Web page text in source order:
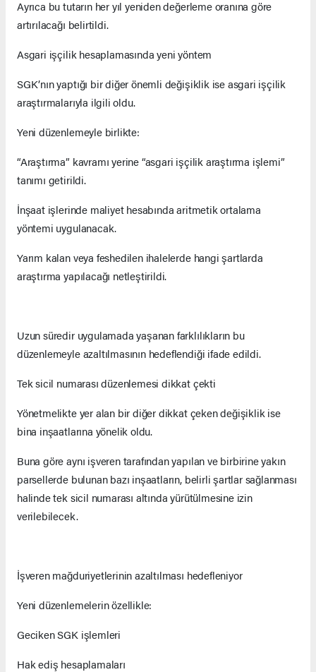
Ayrıca bu tutarın her yıl yeniden değerleme oranına göre
artırılacağı belirtildi.
Asgari işçilik hesaplamasında yeni yöntem
SGK’nın yaptığı bir diğer önemli değişiklik ise asgari işçilik
araştırmalarıyla ilgili oldu.
Yeni düzenlemeyle birlikte:
“Araştırma” kavramı yerine “asgari işçilik araştırma işlemi”
tanımı getirildi.
İnşaat işlerinde maliyet hesabında aritmetik ortalama
yöntemi uygulanacak.
Yarım kalan veya feshedilen ihalelerde hangi şartlarda
araştırma yapılacağı netleştirildi.
Uzun süredir uygulamada yaşanan farklılıkların bu
düzenlemeyle azaltılmasının hedeflendiği ifade edildi.
Tek sicil numarası düzenlemesi dikkat çekti
Yönetmelikte yer alan bir diğer dikkat çeken değişiklik ise
bina inşaatlarına yönelik oldu.
Buna göre aynı işveren tarafından yapılan ve birbirine yakın
parsellerde bulunan bazı inşaatların, belirli şartlar sağlanması
halinde tek sicil numarası altında yürütülmesine izin
verilebilecek.
İşveren mağduriyetlerinin azaltılması hedefleniyor
Yeni düzenlemelerin özellikle:
Geciken SGK işlemleri
Hak ediş hesaplamaları